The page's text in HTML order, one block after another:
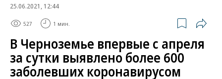
25.06.2021, 12:44
527 1 мин.
В Черноземье впервые с апреля
за сутки выявлено более 600
заболевших коронавирусом